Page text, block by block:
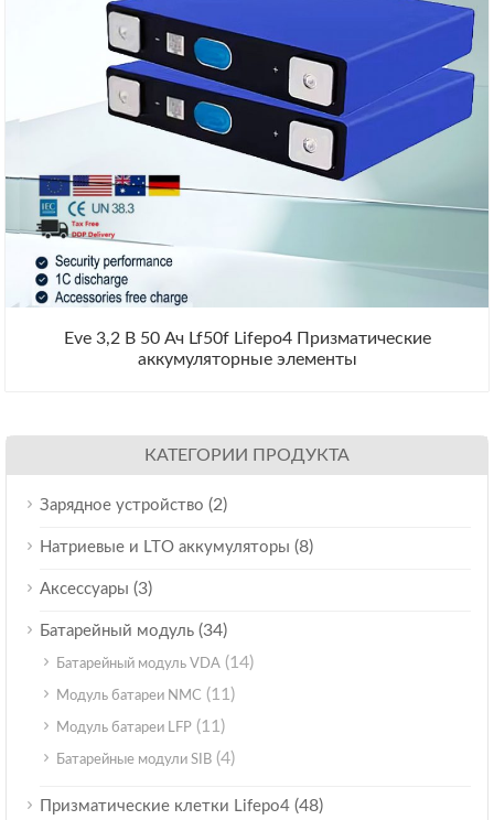
Eve 3,2 В 50 Ач Lf50f Lifepo4 Призматические
аккумуляторные элементы
КАТЕГОРИИ ПРОДУКТА
Зарядное устройство (2)
Натриевые и LTO аккумуляторы (8)
Аксессуары (3)
Батарейный модуль (34)
Батарейный модуль VDA (14)
Модуль батареи NMC (11)
Модуль батареи LFP (11)
Батарейные модули SIB (4)
Призматические клетки Lifepo4 (48)